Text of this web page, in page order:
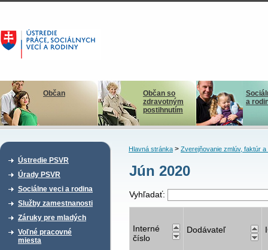
Občan
Občan so
zdravotným
postihnutím
a
Ústredie PSVR
Úrady PSVR
Sociálne veci a rodina
Služby zamestnanosti
Záruky pre mladých
Voľné pracovné
miesta
Hlavná stránka> Zverejňovanie zmlúv, faktúr a
Jún 2020
Vyhľadať:
Interné
číslo
Dodávateľ